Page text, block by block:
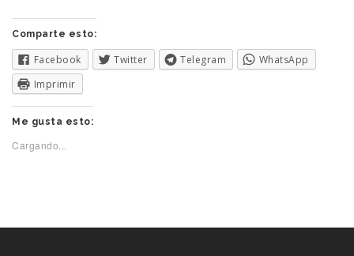
Comparte esto:
Facebook Twitter Telegram
WhatsApp
Imprimir
Me gusta esto:
Cargando...